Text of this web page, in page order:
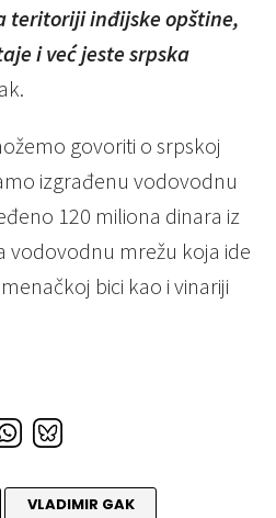
teritoriji inđijske opštine,
i već jeste srpska
govoriti o srpskoj
izgrađenu vodovodnu
120 miliona dinara iz
vodovodnu mrežu koja ide
bici kao i vinariji
VLADIMIR GAK